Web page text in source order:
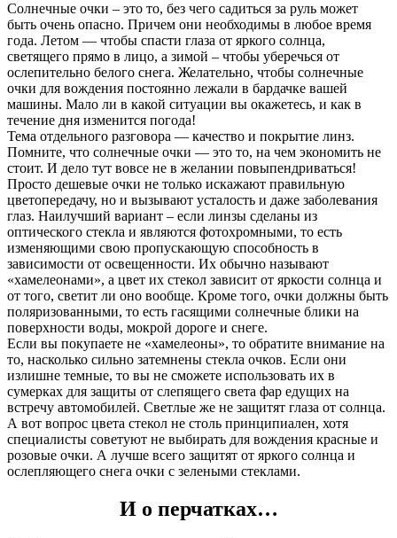
Солнечные очки – это то, без чего садиться за руль может
быть очень опасно. Причем они необходимы в любое время
года. Летом — чтобы спасти глаза от яркого солнца,
светящего прямо в лицо, а зимой – чтобы уберечься от
ослепительно белого снега. Желательно, чтобы солнечные
очки для вождения постоянно лежали в бардачке вашей
машины. Мало ли в какой ситуации вы окажетесь, и как в
течение дня изменится погода!
Тема отдельного разговора — качество и покрытие линз.
Помните, что солнечные очки — это то, на чем экономить не
стоит. И дело тут вовсе не в желании повыпендриваться!
Просто дешевые очки не только искажают правильную
цветопередачу, но и вызывают усталость и даже заболевания
глаз. Наилучший вариант – если линзы сделаны из
оптического стекла и являются фотохромными, то есть
изменяющими свою пропускающую способность в
зависимости от освещенности. Их обычно называют
«хамелеонами», а цвет их стекол зависит от яркости солнца и
от того, светит ли оно вообще. Кроме того, очки должны быть
поляризованными, то есть гасящими солнечные блики на
поверхности воды, мокрой дороге и снеге.
Если вы покупаете не «хамелеоны», то обратите внимание на
то, насколько сильно затемнены стекла очков. Если они
излишне темные, то вы не сможете использовать их в
сумерках для защиты от слепящего света фар едущих на
встречу автомобилей. Светлые же не защитят глаза от солнца.
А вот вопрос цвета стекол не столь принципиален, хотя
специалисты советуют не выбирать для вождения красные и
розовые очки. А лучше всего защитят от яркого солнца и
ослепляющего снега очки с зелеными стеклами.
И о перчатках…